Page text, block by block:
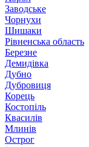
Заводське
Чорнухи
Шишаки
Рівненська область
Березне
Демидівка
Дубно
Дубровиця
Корець
Костопіль
Квасилів
Млинів
Острог